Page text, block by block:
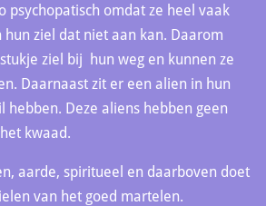
psychopatisch omdat ze heel vaak
hun ziel dat niet aan kan. Daarom
ziel bij hun weg en kunnen ze
Daarnaast zit er een alien in hun
hebben. Deze aliens hebben geen
kwaad.
aarde, spiritueel en daarboven doet
van het goed martelen.